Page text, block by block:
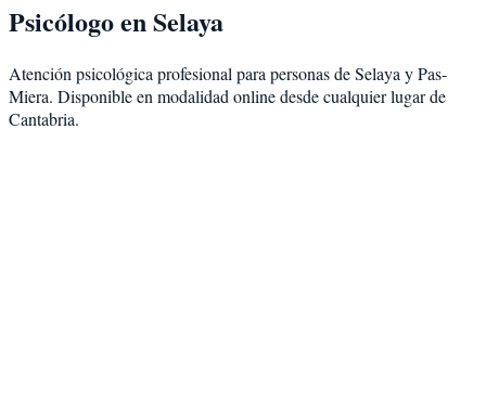
Psicólogo enSelaya
Atención psicológica profesional para personas deSelaya yPas-
Miera. Disponible en modalidad online desde cualquier lugar de
Cantabria.